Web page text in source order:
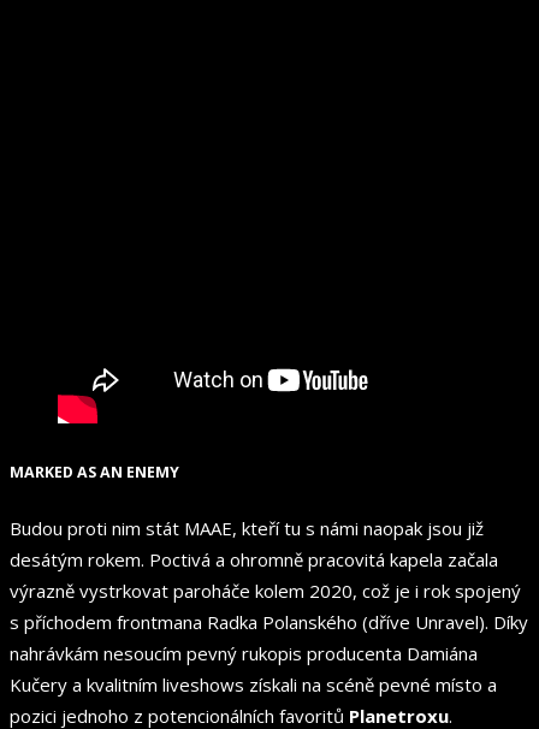
MARKED AS AN ENEMY
Budou proti nim stát MAAE, kteří tu s námi naopak jsou již
desátým rokem. Poctivá a ohromně pracovitá kapela začala
výrazně vystrkovat paroháče kolem 2020, což je i rok spojený
s příchodem frontmana Radka Polanského (dříve Unravel). Díky
nahrávkám nesoucím pevný rukopis producenta Damiána
Kučery a kvalitním liveshows získali na scéně pevné místo a
pozici jednoho z potencionálních favoritů Planetroxu.